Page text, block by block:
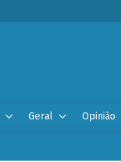
Geral Opinião